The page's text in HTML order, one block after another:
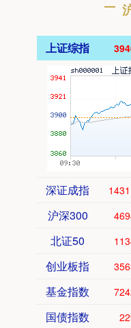
上证综指
深证成指
沪深300
北证50
创业板指
基金指数
国债指数